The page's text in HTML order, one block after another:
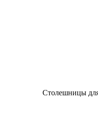
Столешницы